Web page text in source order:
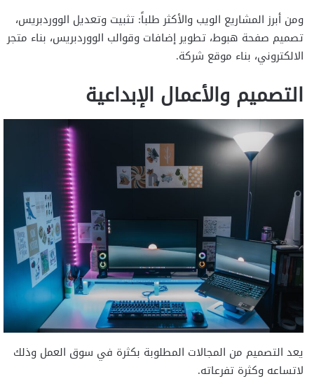
ومن أبرز المشاريع الويب والأكثر طلباً: تثبيت وتعديل الووردبريس،
تصميم صفحة هبوط، تطوير إضافات وقوالب الووردبريس، بناء متجر
الالكتروني، بناء موقع شركة.
التصميم والأعمال الإبداعية
يعد التصميم من المجالات المطلوبة بكثرة في سوق العمل وذلك
لاتساعه وكثرة تفرعاته.